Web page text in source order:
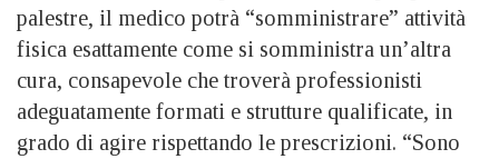
palestre, il medico potrà “somministrare” attività
fisica esattamente come si somministra un’altra
cura, consapevole che troverà professionisti
adeguatamente formati e strutture qualificate, in
grado di agire rispettando le prescrizioni. “Sono